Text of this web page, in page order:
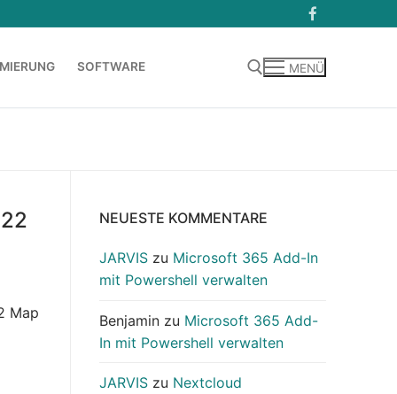
SOFTWARE MENÜ
Map
NEUESTE KOMMENTARE
JARVIS zu Microsoft 365 Add-In
mit Powershell verwalten
Benjamin zu Microsoft 365 Add-
In mit Powershell verwalten
JARVIS zu Nextcloud